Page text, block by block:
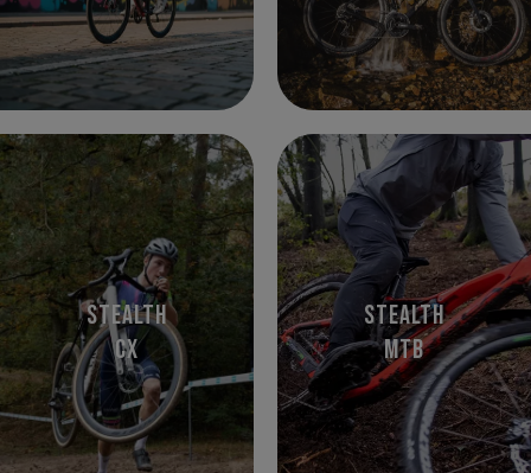
Stealth
CX
Stealth
MTB